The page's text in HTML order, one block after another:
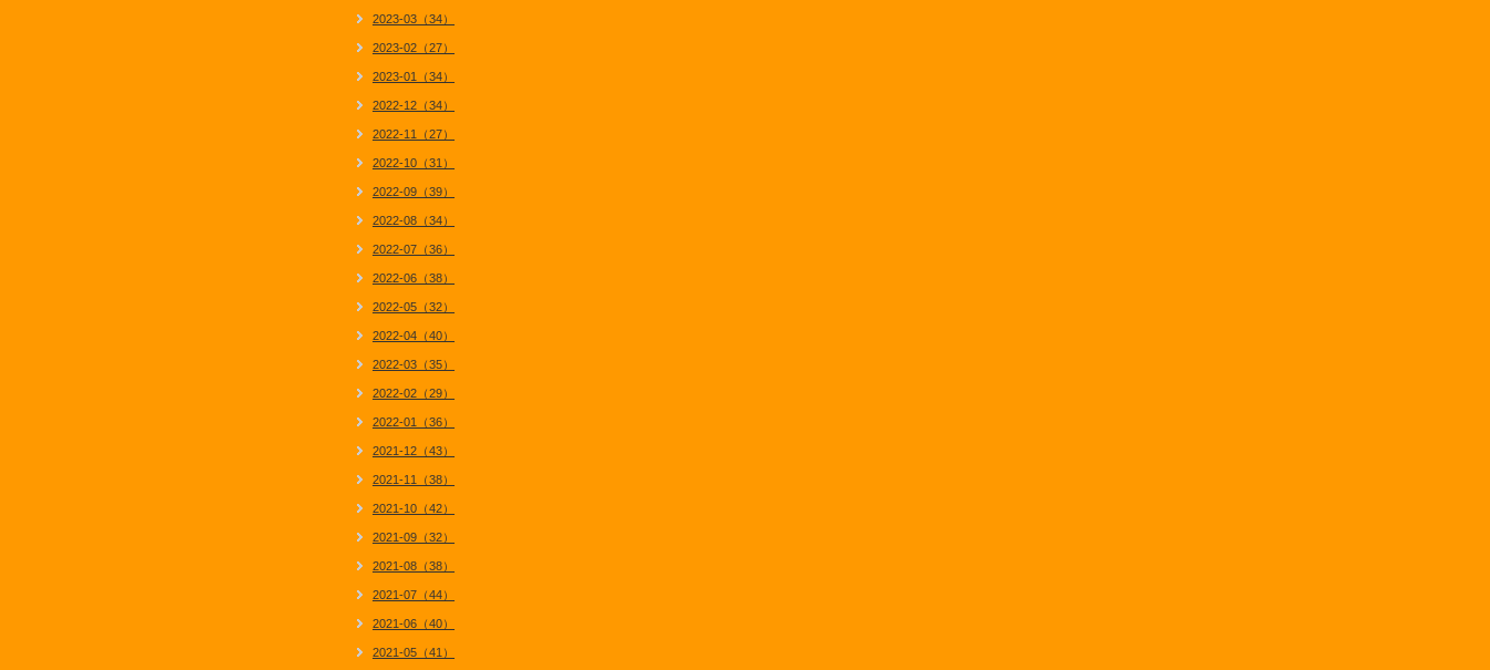
2023-03（34）
2023-02（27）
2023-01（34）
2022-12（34）
2022-11（27）
2022-10（31）
2022-09（39）
2022-08（34）
2022-07（36）
2022-06（38）
2022-05（32）
2022-04（40）
2022-03（35）
2022-02（29）
2022-01（36）
2021-12（43）
2021-11（38）
2021-10（42）
2021-09（32）
2021-08（38）
2021-07（44）
2021-06（40）
2021-05（41）